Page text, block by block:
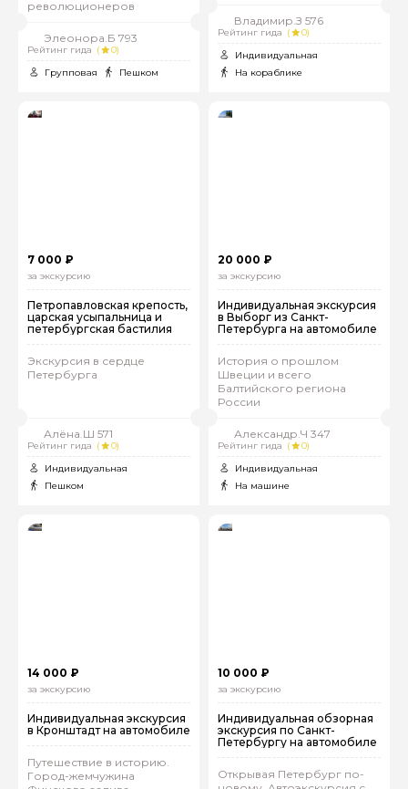
революционеров
Элеонора.Б 793
Рейтинг гида (
0)
Групповая
Пешком
Владимир.З 576
Рейтинг гида (
0)
Индивидуальная
На кораблике
7 000 ₽
за экскурсию
Петропавловская крепость,
царская усыпальница и
петербургская бастилия
Экскурсия в сердце
Петербурга
Алёна.Ш 571
Рейтинг гида (
0)
Индивидуальная
Пешком
20 000 ₽
за экскурсию
Индивидуальная экскурсия
в Выборг из Санкт-
Петербурга на автомобиле
История о прошлом
Швеции и всего
Балтийского региона
России
Александр.Ч 347
Рейтинг гида (
0)
Индивидуальная
На машине
14 000 ₽
за экскурсию
Индивидуальная экскурсия
в Кронштадт на автомобиле
Путешествие в историю.
Город-жемчужина
10 000 ₽
за экскурсию
Индивидуальная обзорная
экскурсия по Санкт-
Петербургу на автомобиле
Открывая Петербург по-